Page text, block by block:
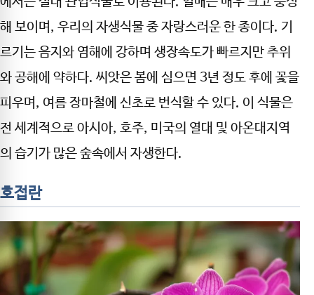
해 보이며, 우리의 자생식물 중 자랑스러운 한 종이다. 기
르기는 음지와 염해에 강하며 생장속도가 빠르지만 추위
와 공해에 약하다. 씨앗은 봄에 심으면 3년 정도 후에 꽃을
피우며, 여름 장마철에 신초로 번식할 수 있다. 이 식물은
전 세계적으로 아시아, 호주, 미국의 열대 및 아온대지역
의 습기가 많은 숲속에서 자생한다.
호접란